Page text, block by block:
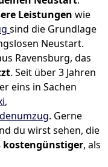
Leistungen wie
sind die Grundlage
Neustart.
Ravensburg, das
. Seit über 3 Jahren
eins in Sachen
,
. Gerne
du wirst sehen, die
kostengünstiger, als